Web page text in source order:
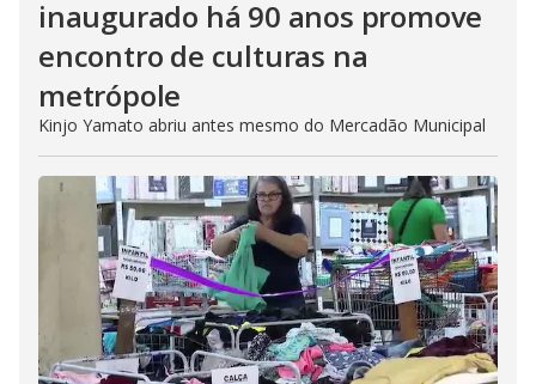
inaugurado há 90 anos promove
encontro de culturas na
metrópole
Kinjo Yamato abriu antes mesmo do Mercadão Municipal